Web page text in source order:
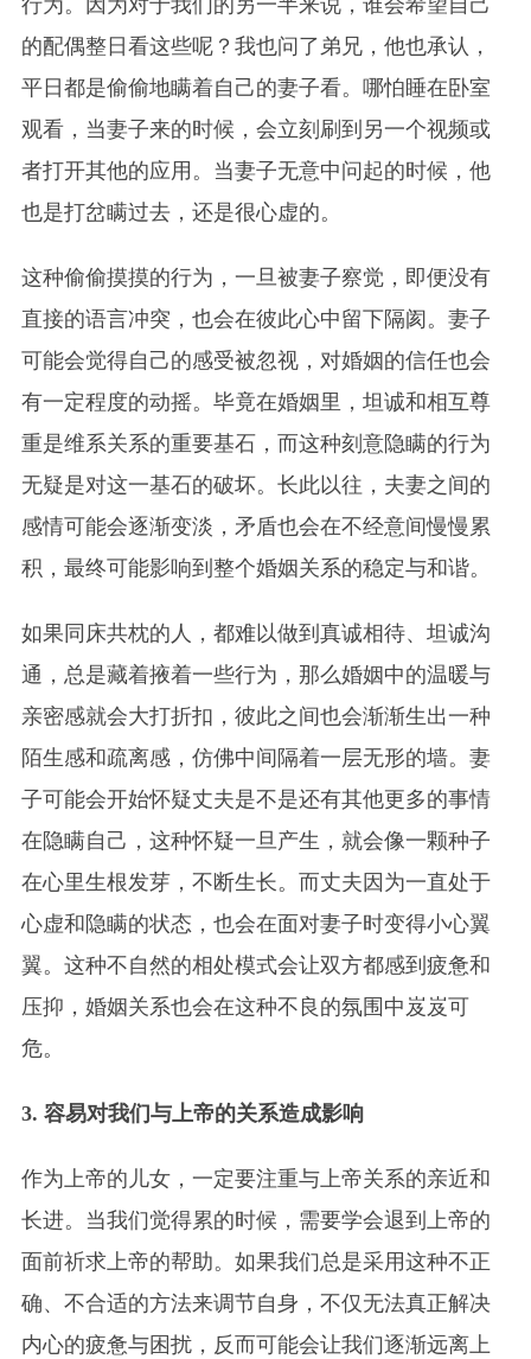
行为。因为对于我们的另一半来说，谁会希望自己
的配偶整日看这些呢？我也问了弟兄，他也承认，
平日都是偷偷地瞒着自己的妻子看。哪怕睡在卧室
观看，当妻子来的时候，会立刻刷到另一个视频或
者打开其他的应用。当妻子无意中问起的时候，他
也是打岔瞒过去，还是很心虚的。
这种偷偷摸摸的行为，一旦被妻子察觉，即便没有
直接的语言冲突，也会在彼此心中留下隔阂。妻子
可能会觉得自己的感受被忽视，对婚姻的信任也会
有一定程度的动摇。毕竟在婚姻里，坦诚和相互尊
重是维系关系的重要基石，而这种刻意隐瞒的行为
无疑是对这一基石的破坏。长此以往，夫妻之间的
感情可能会逐渐变淡，矛盾也会在不经意间慢慢累
积，最终可能影响到整个婚姻关系的稳定与和谐。
如果同床共枕的人，都难以做到真诚相待、坦诚沟
通，总是藏着掖着一些行为，那么婚姻中的温暖与
亲密感就会大打折扣，彼此之间也会渐渐生出一种
陌生感和疏离感，仿佛中间隔着一层无形的墙。妻
子可能会开始怀疑丈夫是不是还有其他更多的事情
在隐瞒自己，这种怀疑一旦产生，就会像一颗种子
在心里生根发芽，不断生长。而丈夫因为一直处于
心虚和隐瞒的状态，也会在面对妻子时变得小心翼
翼。这种不自然的相处模式会让双方都感到疲惫和
压抑，婚姻关系也会在这种不良的氛围中岌岌可
危。
3. 容易对我们与上帝的关系造成影响
作为上帝的儿女，一定要注重与上帝关系的亲近和
长进。当我们觉得累的时候，需要学会退到上帝的
面前祈求上帝的帮助。如果我们总是采用这种不正
确、不合适的方法来调节自身，不仅无法真正解决
内心的疲惫与困扰，反而可能会让我们逐渐远离上